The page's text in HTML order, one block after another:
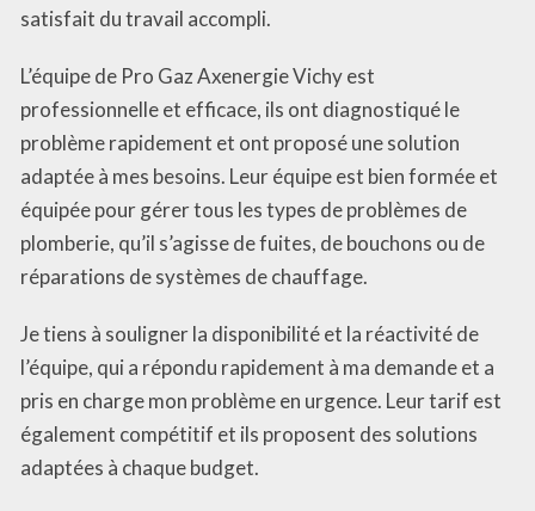
satisfait du travail accompli.
L’équipe de Pro Gaz Axenergie Vichy est
professionnelle et efficace, ils ont diagnostiqué le
problème rapidement et ont proposé une solution
adaptée à mes besoins. Leur équipe est bien formée et
équipée pour gérer tous les types de problèmes de
plomberie, qu’il s’agisse de fuites, de bouchons ou de
réparations de systèmes de chauffage.
Je tiens à souligner la disponibilité et la réactivité de
l’équipe, qui a répondu rapidement à ma demande et a
pris en charge mon problème en urgence. Leur tarif est
également compétitif et ils proposent des solutions
adaptées à chaque budget.